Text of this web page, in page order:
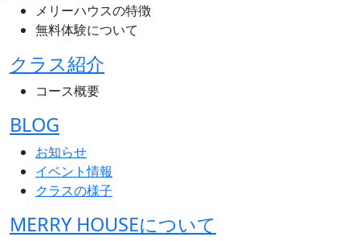
メリーハウスの特徴
無料体験について
クラス紹介
コース概要
BLOG
お知らせ
イベント情報
クラスの様子
MERRY HOUSEについて